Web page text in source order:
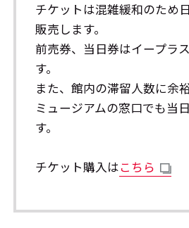
チケットは混雑緩和のため
販売します。
前売券、当日券はイープラ
す。
また、館内の滞留人数に余
ミュージアムの窓口でも当
す。
チケット購入はこちら